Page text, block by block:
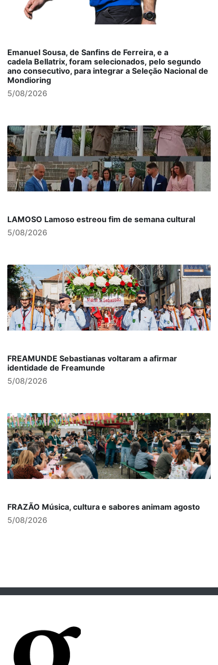
Emanuel Sousa, de Sanfins de Ferreira, e a
cadela Bellatrix, foram selecionados, pelo segundo
ano consecutivo, para integrar a Seleção Nacional de
Mondioring
5/08/2026
LAMOSO Lamoso estreou fim de semana cultural
5/08/2026
FREAMUNDE Sebastianas voltaram a afirmar
identidade de Freamunde
5/08/2026
FRAZÃO Música, cultura e sabores animam agosto
5/08/2026